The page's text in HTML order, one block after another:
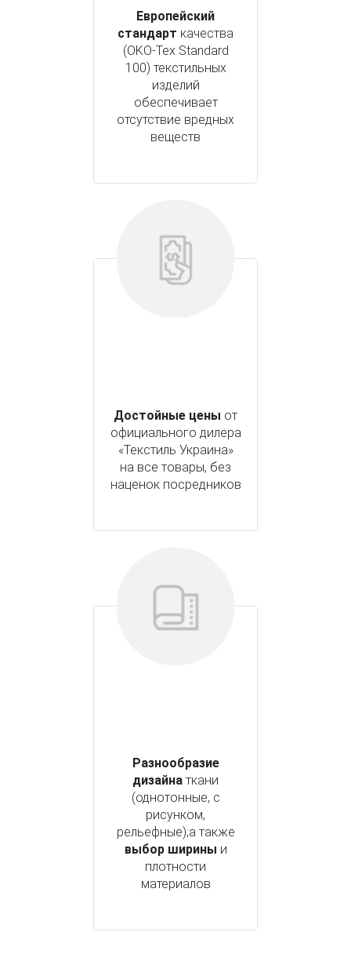
Европейский
стандарт качества
(OKO-Tex Standard
100) текстильных
изделий
обеспечивает
отсутствие вредных
веществ
Достойные цены от
официального дилера
«Текстиль Украина»
на все товары, без
наценок посредников
Разнообразие
дизайна ткани
(однотонные, с
рисунком,
рельефные);а также
выбор ширины и
плотности
материалов